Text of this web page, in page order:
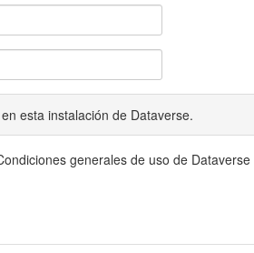
esta instalación de Dataverse.
generales de uso de